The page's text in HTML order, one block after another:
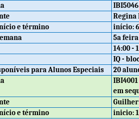
Regina
e término
início:
5a feira
14:00 -
IQ -
para Alunos Especiais
20
em
e término
inicio: